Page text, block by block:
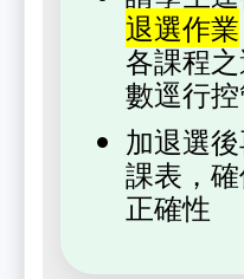
退選作業
各課程
數逕行控
加退選
課表，
正確性